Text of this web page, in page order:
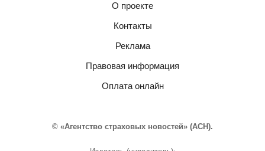
О проекте
Контакты
Реклама
Правовая информация
Оплата онлайн
© «Агентство страховых новостей» (АСН).